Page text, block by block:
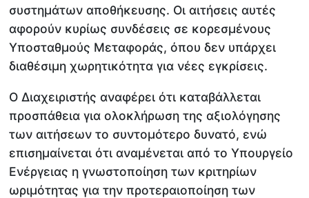
συστημάτων αποθήκευσης. Οι αιτήσεις αυτές
αφορούν κυρίως συνδέσεις σε κορεσμένους
Υποσταθμούς Μεταφοράς, όπου δεν υπάρχει
διαθέσιμη χωρητικότητα για νέες εγκρίσεις.
Ο Διαχειριστής αναφέρει ότι καταβάλλεται
προσπάθεια για ολοκλήρωση της αξιολόγησης
των αιτήσεων το συντομότερο δυνατό, ενώ
επισημαίνεται ότι αναμένεται από το Υπουργείο
Ενέργειας η γνωστοποίηση των κριτηρίων
ωριμότητας για την προτεραιοποίηση των